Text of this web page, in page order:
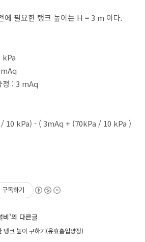
에 필요한 탱크 높이는 H = 3 m 이다.
kPa
정 : 3 mAq
10 kPa) - ( 3mAq + (70kPa / 10 kPa )
구독하기
'의 다른글
탱크 높이 구하기(유효흡입양정)